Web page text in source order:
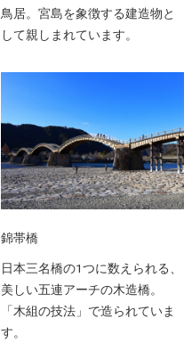
鳥居。宮島を象徴する建造物と
して親しまれています。
錦帯橋
日本三名橋の1つに数えられる、
美しい五連アーチの木造橋。
「木組の技法」で造られていま
す。